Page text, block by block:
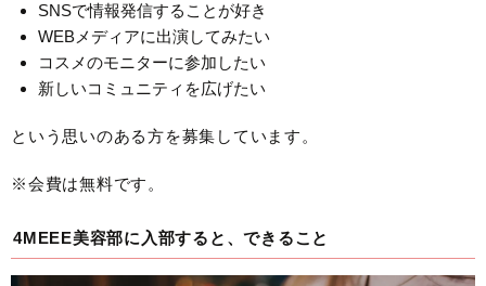
SNSで情報発信することが好き
WEBメディアに出演してみたい
コスメのモニターに参加したい
新しいコミュニティを広げたい
という思いのある方を募集しています。
※会費は無料です。
4MEEE美容部に入部すると、できること